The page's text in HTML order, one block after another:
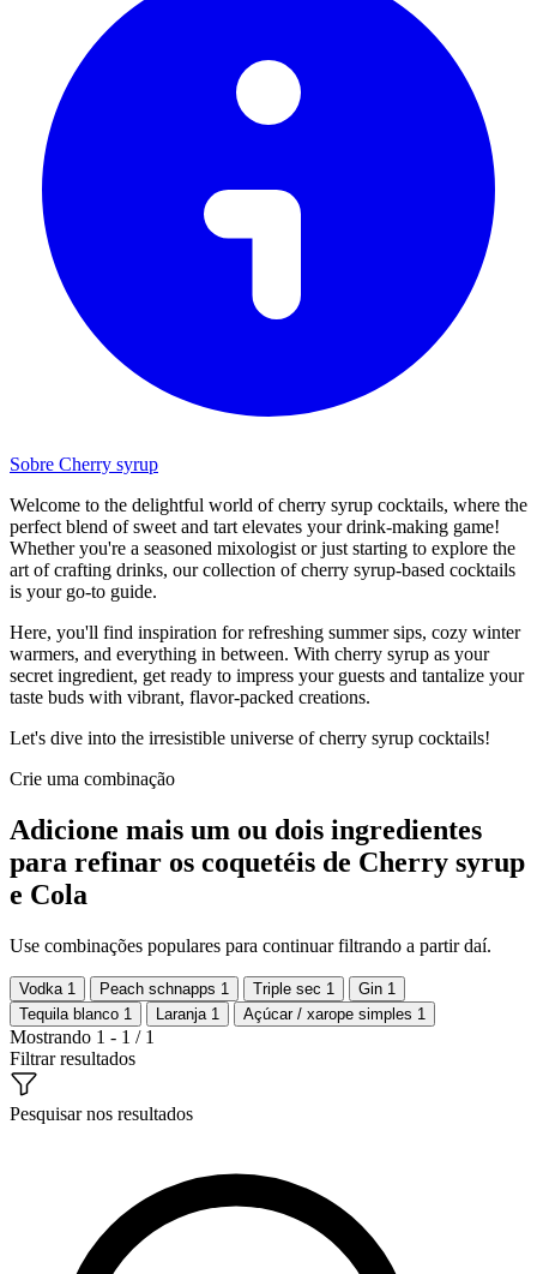
Sobre Cherry syrup
Welcome to the delightful world of cherry syrup cocktails, where the
perfect blend of sweet and tart elevates your drink-making game!
Whether you're a seasoned mixologist or just starting to explore the
art of crafting drinks, our collection of cherry syrup-based cocktails
is your go-to guide.
Here, you'll find inspiration for refreshing summer sips, cozy winter
warmers, and everything in between. With cherry syrup as your
secret ingredient, get ready to impress your guests and tantalize your
taste buds with vibrant, flavor-packed creations.
Let's dive into the irresistible universe of cherry syrup cocktails!
Crie uma combinação
Adicione mais um ou dois ingredientes
para refinar os coquetéis de Cherry syrup
e Cola
Use combinações populares para continuar filtrando a partir daí.
Vodka 1 Peach schnapps 1 Triple sec 1 Gin 1
Tequila blanco 1 Laranja 1 Açúcar / xarope simples 1
Mostrando 1 - 1 / 1
Filtrar resultados
Pesquisar nos resultados